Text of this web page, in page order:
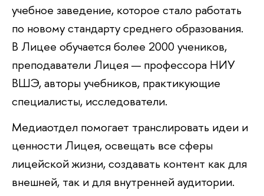
учебное заведение, которое стало работать
по новому стандарту среднего образования.
В Лицее обучается более 2000 учеников,
преподаватели Лицея — профессора НИУ
ВШЭ, авторы учебников, практикующие
специалисты, исследователи.
Медиаотдел помогает транслировать идеи и
ценности Лицея, освещать все сферы
лицейской жизни, создавать контент как для
внешней, так и для внутренней аудитории.